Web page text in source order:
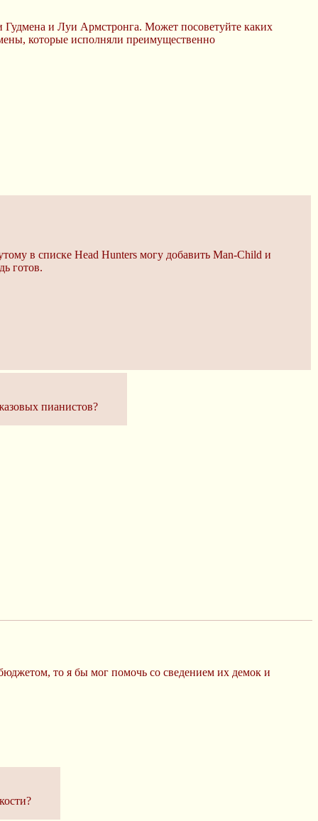
Гудмена и Луи Армстронга. Может посоветуйте каких
которые исполняли преимущественно
в списке Head Hunters могу добавить Man-Child и
готов.
пианистов?
то я бы мог помочь со сведением их демок и